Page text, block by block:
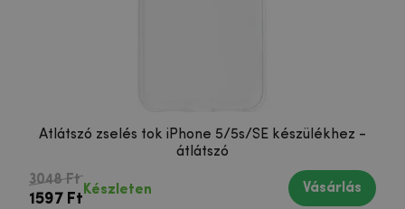
Átlátszó zselés tok iPhone 5/5s/SE készülékhez -
átlátszó
3048 Ft
1597 Ft
Készleten Vásárlás